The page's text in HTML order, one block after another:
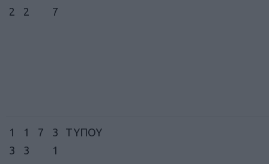
2
2
7
1
3
1
3
7
3
1
ΤΥΠΟΥ